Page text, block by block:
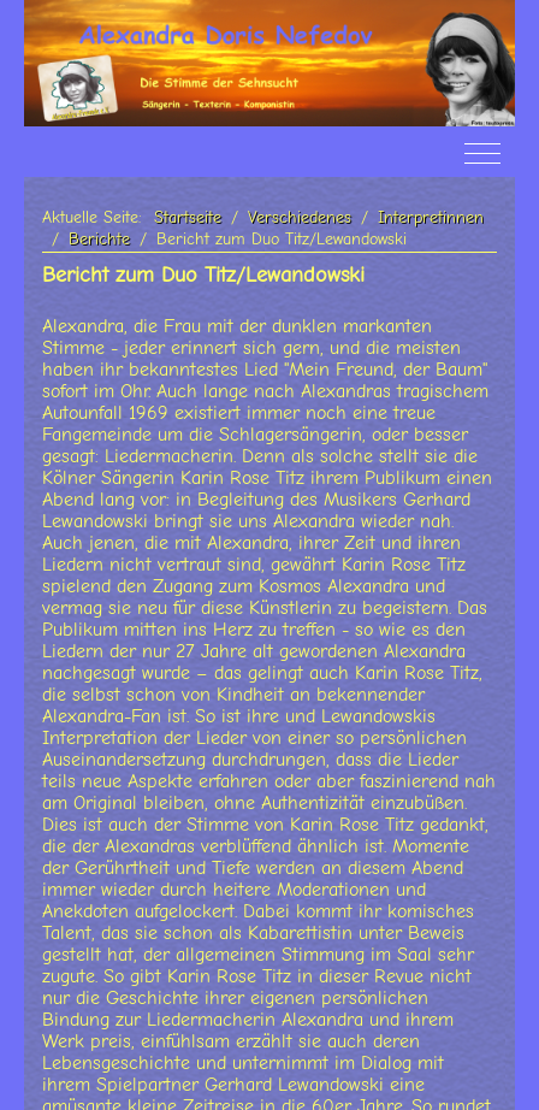
Off-
Aktuelle Seite: Startseite Verschiedenes
Interpretinnen
Berichte
Bericht zum Duo Titz/Lewandowski
Bericht zum Duo Titz/Lewandowski
Alexandra, die Frau mit der dunklen markanten
Stimme - jeder erinnert sich gern, und die meisten
haben ihr bekanntestes Lied "Mein Freund, der Baum"
sofort im Ohr. Auch lange nach Alexandras tragischem
Autounfall 1969 existiert immer noch eine treue
Fangemeinde um die Schlagersängerin, oder besser
gesagt: Liedermacherin. Denn als solche stellt sie die
Kölner Sängerin Karin Rose Titz ihrem Publikum einen
Abend lang vor: in Begleitung des Musikers Gerhard
Lewandowski bringt sie uns Alexandra wieder nah.
Auch jenen, die mit Alexandra, ihrer Zeit und ihren
Liedern nicht vertraut sind, gewährt Karin Rose Titz
spielend den Zugang zum Kosmos Alexandra und
vermag sie neu für diese Künstlerin zu begeistern. Das
Publikum mitten ins Herz zu treffen - so wie es den
Liedern der nur 27 Jahre alt gewordenen Alexandra
nachgesagt wurde – das gelingt auch Karin Rose Titz,
die selbst schon von Kindheit an bekennender
Alexandra-Fan ist. So ist ihre und Lewandowskis
Interpretation der Lieder von einer so persönlichen
Auseinandersetzung durchdrungen, dass die Lieder
teils neue Aspekte erfahren oder aber faszinierend nah
am Original bleiben, ohne Authentizität einzubüßen.
Dies ist auch der Stimme von Karin Rose Titz gedankt,
die der Alexandras verblüffend ähnlich ist. Momente
der Gerührtheit und Tiefe werden an diesem Abend
immer wieder durch heitere Moderationen und
Anekdoten aufgelockert. Dabei kommt ihr komisches
Talent, das sie schon als Kabarettistin unter Beweis
gestellt hat, der allgemeinen Stimmung im Saal sehr
zugute. So gibt Karin Rose Titz in dieser Revue nicht
nur die Geschichte ihrer eigenen persönlichen
Bindung zur Liedermacherin Alexandra und ihrem
Werk preis, einfühlsam erzählt sie auch deren
Lebensgeschichte und unternimmt im Dialog mit
ihrem Spielpartner Gerhard Lewandowski eine